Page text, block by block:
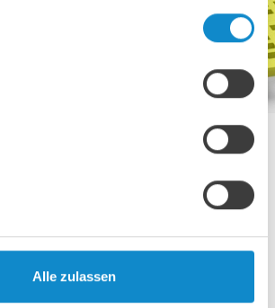
Alle zulassen
Siebbeläge
feine und auch für mittelgrobe